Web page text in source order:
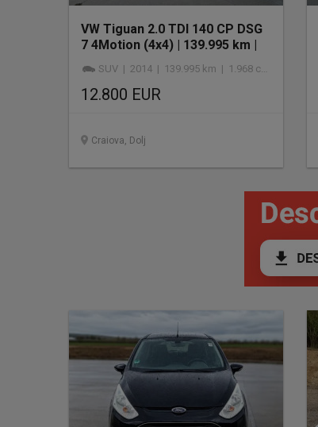
VW Tiguan 2.0 TDI 140 CP DSG
7 4Motion (4x4) | 139.995 km |
SUV | 2014 | 139.995 km | 1.968 cmc | diesel
12.800 EUR
Craiova, Dolj